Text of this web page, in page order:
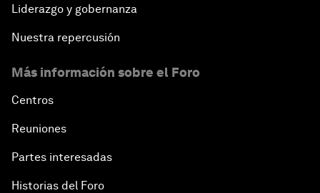
Liderazgo y gobernanza
Nuestra repercusión
Más información sobre el Foro
Centros
Reuniones
Partes interesadas
Historias del Foro